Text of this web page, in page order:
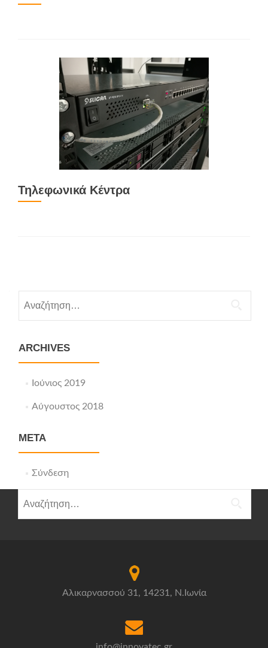
Τηλεφωνικά Κέντρα
για:
ARCHIVES
Ιούνιος 2019
Αύγουστος 2018
META
Σύνδεση
για:
Αλικαρνασσού 31, 14231, Ν.Ιωνία